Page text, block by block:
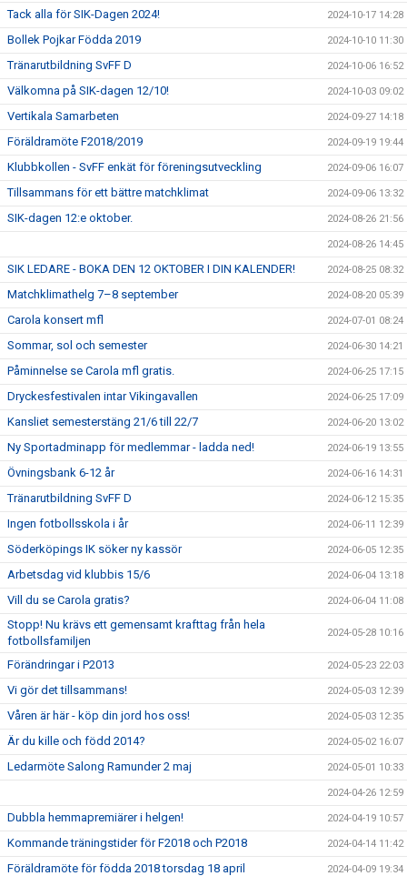
Tack alla för SIK-Dagen 2024! 2024-10-17 14:28
Bollek Pojkar Födda 2019 2024-10-10 11:30
Tränarutbildning SvFF D 2024-10-06 16:52
Välkomna på SIK-dagen 12/10! 2024-10-03 09:02
Vertikala Samarbeten 2024-09-27 14:18
Föräldramöte F2018/2019 2024-09-19 19:44
Klubbkollen - SvFF enkät för föreningsutveckling 2024-09-06 16:07
Tillsammans för ett bättre matchklimat 2024-09-06 13:32
SIK-dagen 12:e oktober. 2024-08-26 21:56
2024-08-26 14:45
SIK LEDARE - BOKA DEN 12 OKTOBER I DIN KALENDER! 2024-08-25 08:32
Matchklimathelg 7–8 september 2024-08-20 05:39
Carola konsert mfl 2024-07-01 08:24
Sommar, sol och semester 2024-06-30 14:21
Påminnelse se Carola mfl gratis. 2024-06-25 17:15
Dryckesfestivalen intar Vikingavallen 2024-06-25 17:09
Kansliet semesterstäng 21/6 till 22/7 2024-06-20 13:02
Ny Sportadminapp för medlemmar - ladda ned! 2024-06-19 13:55
Övningsbank 6-12 år 2024-06-16 14:31
Tränarutbildning SvFF D 2024-06-12 15:35
Ingen fotbollsskola i år 2024-06-11 12:39
Söderköpings IK söker ny kassör 2024-06-05 12:35
Arbetsdag vid klubbis 15/6 2024-06-04 13:18
Vill du se Carola gratis? 2024-06-04 11:08
Stopp! Nu krävs ett gemensamt krafttag från hela
fotbollsfamiljen
2024-05-28 10:16
Förändringar i P2013 2024-05-23 22:03
Vi gör det tillsammans! 2024-05-03 12:39
Våren är här - köp din jord hos oss! 2024-05-03 12:35
Är du kille och född 2014? 2024-05-02 16:07
Ledarmöte Salong Ramunder 2 maj 2024-05-01 10:33
2024-04-26 12:59
Dubbla hemmapremiärer i helgen! 2024-04-19 10:57
Kommande träningstider för F2018 och P2018 2024-04-14 11:42
Föräldramöte för födda 2018 torsdag 18 april 2024-04-09 19:34